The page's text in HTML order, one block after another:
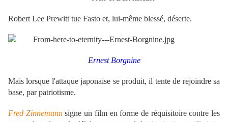
Robert Lee Prewitt tue Fasto et, lui-même blessé, déserte.
Ernest Borgnine
Mais lorsque l'attaque japonaise se produit, il tente de rejoindre sa
base, par patriotisme.
Fred Zinnemannsigne un film en forme de réquisitoire contre les